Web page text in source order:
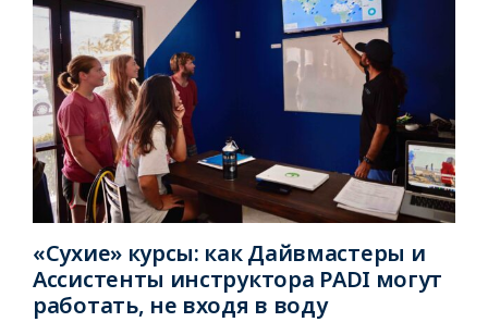
«Сухие» курсы: как Дайвмастеры и
Ассистенты инструктора PADI могут
работать, не входя в воду